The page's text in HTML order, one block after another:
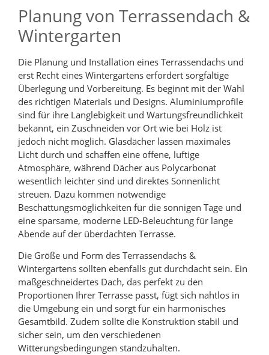
Planung von Terrassendach &
Wintergarten
Die Planung und Installation eines Terrassendachs und
erst Recht eines Wintergartens erfordert sorgfältige
Überlegung und Vorbereitung. Es beginnt mit der Wahl
des richtigen Materials und Designs. Aluminiumprofile
sind für ihre Langlebigkeit und Wartungsfreundlichkeit
bekannt, ein Zuschneiden vor Ort wie bei Holz ist
jedoch nicht möglich. Glasdächer lassen maximales
Licht durch und schaffen eine offene, luftige
Atmosphäre, während Dächer aus Polycarbonat
wesentlich leichter sind und direktes Sonnenlicht
streuen. Dazu kommen notwendige
Beschattungsmöglichkeiten für die sonnigen Tage und
eine sparsame, moderne LED-Beleuchtung für lange
Abende auf der überdachten Terrasse.
Die Größe und Form des Terrassendachs &
Wintergartens sollten ebenfalls gut durchdacht sein. Ein
maßgeschneidertes Dach, das perfekt zu den
Proportionen Ihrer Terrasse passt, fügt sich nahtlos in
die Umgebung ein und sorgt für ein harmonisches
Gesamtbild. Zudem sollte die Konstruktion stabil und
sicher sein, um den verschiedenen
Witterungsbedingungen standzuhalten.